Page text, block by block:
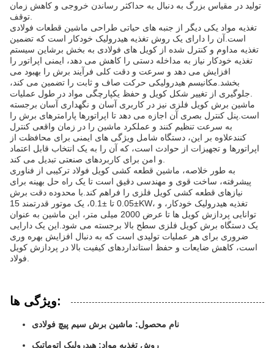
تولید در مقیاس بزرگ به دنبال به حداکثر رساندن خروجی و کاهش زمان
تغذیه مواد یکی دیگر از جنبه های حیاتی طراحی ماشین قطعات فولادی
است.آن را دارای یک روش تغذیه هیدرولیک خودکار است که تضمین
تغذیه مداوم و کنترل شده از کویل های فولادی به بخش برشاین سیستم
تغذیه خودکار نیاز به مداخله دستی را کاهش می دهد، ایمنی اپراتور را
افزایش می دهد و سرعت و دقت کلی فرآیند برش را بهبود می
بخشد.مکانیسم هیدرولیکی حرکت صاف و ثابت را تضمین می کند،
ماشین برش کویل فلزی نیز در کاربری آسان و نگهداری آسان برجسته
است.پنل کنترل بصری آن اجازه می دهد تا اپراتورها پارامترهای برش را
به سرعت تنظیم کنند و عملکرد ماشین را در زمان واقعی کنترل
کنندعلاوه بر این، دستگاه شامل ویژگی های ایمنی برای محافظت از
اپراتورها و تجهیزات از حوادث است، که آن را به یک انتخاب قابل اعتماد
به طور خلاصه، ماشین قطعه کشی کویل فولاد ترکیبی از فناوری
پیشرفته، ساخت قوی و مهندسی دقیق است تا یک راه حل بهینه برای
نیازهای قطعه کشی کویل فلزی را فراهم کند.با محدوده دقت برش
±0.05 تا ±0.1، یک موتور قدرتمند 15KW، تغذیه هیدرولیک خودکار، و
توانایی پردازش کویل ها تا عرض 2000 میلی متر، این ماشین به عنوان
یک دستگاه برش کویل فلزی سطح بالا برجسته می شود.این یک دارایی
ضروری برای هر عملیات تولیدی است که به دنبال افزایش بهره وری
است، کاهش ضایعات و حفظ استانداردهای کیفیت بالا در پردازش کویل
ویژگی ها:
نام محصول: ماشین برش سیم پیچ فولادی
روش تغذیه مواد: هیدرولیک اتوماتیک